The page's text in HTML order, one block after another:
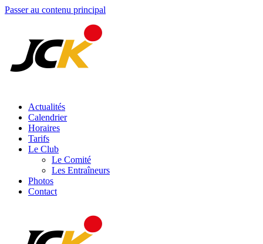
Passer au contenu principal
Actualités
Calendrier
Horaires
Tarifs
Le Club
Le Comité
Les Entraîneurs
Photos
Contact